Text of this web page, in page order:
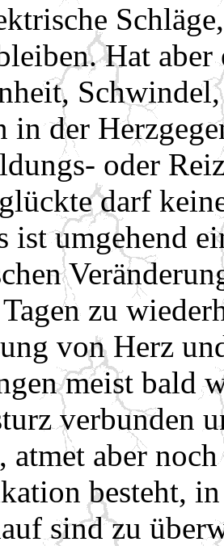
Hat
in der
oder
darf
ist umgehend
zu
von Herz
meist bald
verbunden
atmet aber
besteht,
sind zu